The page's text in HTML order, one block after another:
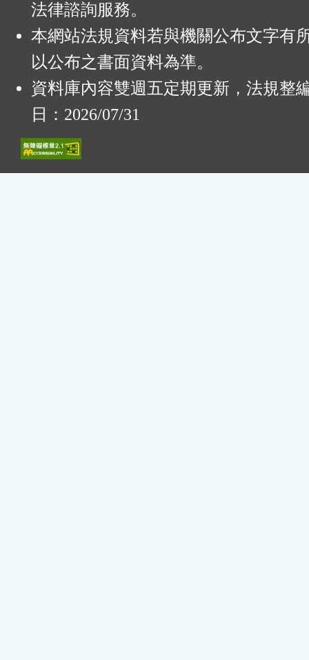
法律諮詢服務。
本網站法規資料若與機關公布文字有
以公布之書面資料為準。
資料庫內容雙週五定期更新，法規整
日：2026/07/31